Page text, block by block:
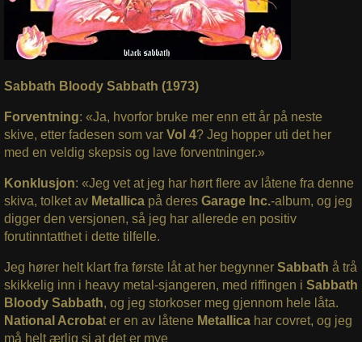
Sabbath Bloody Sabbath (1973)
Forventning: «Ja, hvorfor bruke mer enn ett år på neste
skive, etter fadesen som var Vol 4? Jeg hopper uti det her
med en veldig skepsis og lave forventninger.»
Konklusjon: «Jeg vet at jeg har hørt flere av låtene fra denne
skiva, tolket av Metallica på deres Garage Inc.-album, og jeg
digger den versjonen, så jeg har allerede en positiv
forutinntatthet i dette tilfelle.
Jeg hører helt klart fra første låt at her begynner Sabbath å trå
skikkelig inn i heavy metal-sjangeren, med riffingen i Sabbath
Bloody Sabbath, og jeg storkoser meg gjennom hele låta.
National Acrobat er en av låtene Metallica har covret, og jeg
må helt ærlig si at det er mye